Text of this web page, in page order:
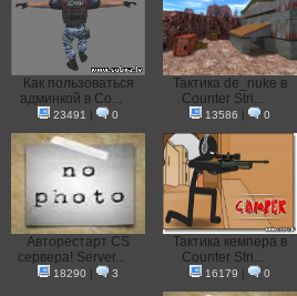
Как пользоваться
админкой в Co...
23491 | 0
Тактика de_nuke в
Counter Stri...
13586 | 0
Авторестарт CS
сервера! Server...
18290 | 3
Тактика кемпера в
Counter Stri...
16179 | 0